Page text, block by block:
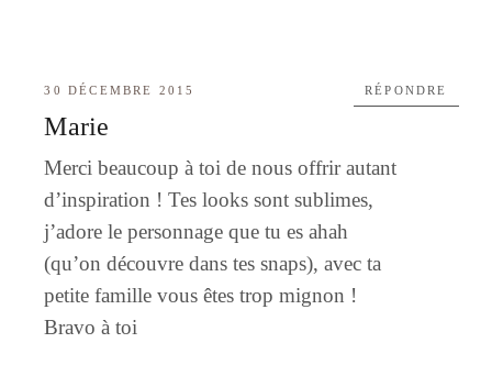
30 DÉCEMBRE 2015
Marie
Merci beaucoup à toi de nous offrir autant
d’inspiration ! Tes looks sont sublimes,
j’adore le personnage que tu es ahah
(qu’on découvre dans tes snaps), avec ta
petite famille vous êtes trop mignon !
Bravo à toi
RÉPONDRE